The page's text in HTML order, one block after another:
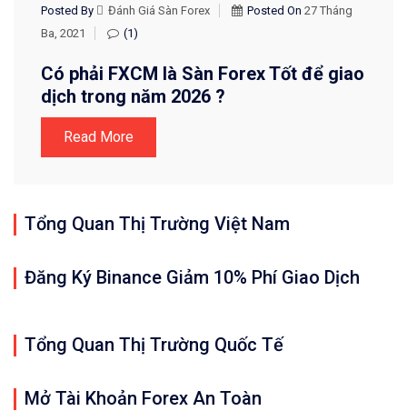
Posted By Đánh Giá Sàn Forex Posted On 27 Tháng
Ba, 2021
(1)
Có phải FXCM là Sàn Forex Tốt để giao
dịch trong năm 2026 ?
Read More
Tổng Quan Thị Trường Việt Nam
Đăng Ký Binance Giảm 10% Phí Giao Dịch
Tổng Quan Thị Trường Quốc Tế
Mở Tài Khoản Forex An Toàn